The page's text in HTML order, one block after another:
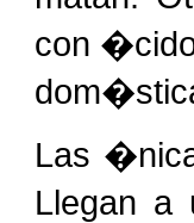
con
Las
Llegan